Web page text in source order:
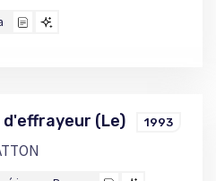
d'effrayeur (Le) 1993